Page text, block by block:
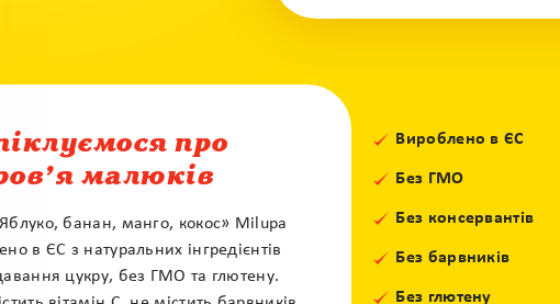
про
малюків
банан, манго, кокос» Milupa
в ЄС з натуральних інгредієнтів
цукру, без ГМО та глютену.
Вироблено в ЄС
Без ГМО
Без консервантів
Без барвників
Без глютену